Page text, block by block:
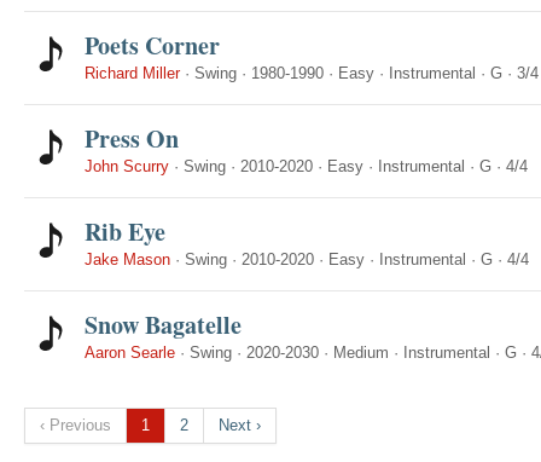
Poets Corner
Richard Miller· Swing · 1980-1990 · Easy · Instrumental · G · 3/4
Press On
John Scurry · Swing · 2010-2020 · Easy · Instrumental · G · 4/4
Rib Eye
Jake Mason · Swing · 2010-2020 · Easy · Instrumental · G · 4/4
Snow Bagatelle
Aaron Searle · Swing · 2020-2030 · Medium · Instrumental · G ·
‹ Previous 1 2 Next ›